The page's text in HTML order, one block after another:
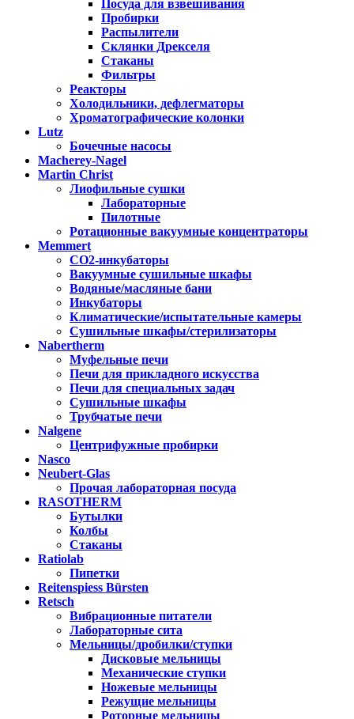
Посуда для взвешивания
Пробирки
Распылители
Склянки Дрекселя
Стаканы
Фильтры
Реакторы
Холодильники, дефлегматоры
Хроматографические колонки
Lutz
Бочечные насосы
Macherey-Nagel
Martin Christ
Лиофильные сушки
Лабораторные
Пилотные
Ротационные вакуумные концентраторы
Memmert
CO2-инкубаторы
Вакуумные сушильные шкафы
Водяные/масляные бани
Инкубаторы
Климатические/испытательные камеры
Сушильные шкафы/стерилизаторы
Nabertherm
Муфельные печи
Печи для прикладного искусства
Печи для специальных задач
Сушильные шкафы
Трубчатые печи
Nalgene
Центрифужные пробирки
Nasco
Neubert-Glas
Прочая лабораторная посуда
RASOTHERM
Бутылки
Колбы
Стаканы
Ratiolab
Пипетки
Reitenspiess Bürsten
Retsch
Вибрационные питатели
Лабораторные сита
Мельницы/дробилки/ступки
Дисковые мельницы
Механические ступки
Ножевые мельницы
Режущие мельницы
Роторные мельницы